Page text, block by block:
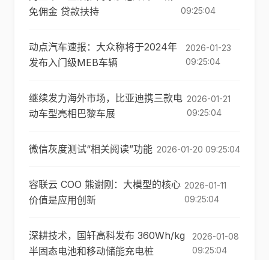
免佣金 贷款扶持
09:25:04
动点汽车速报：大众称将于2024年
发布入门级MEB车辆
2026-01-23
09:25:04
继续发力海外市场，比亚迪携三款电
动车型亮相巴黎车展
2026-01-21
09:25:04
微信灰度测试“相关阅读”功能 2026-01-20 09:25:04
容联云 COO 熊谢刚：大模型的核心
价值是应用创新
2026-01-11
09:25:04
深耕技术，国轩高科发布 360Wh/kg
半固态电池和移动储能充电桩
2026-01-08
09:25:04